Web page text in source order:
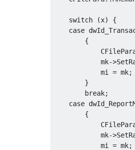
switch (x)
{
case
{
            mk
->
            mi
= mk;
}
break;
case
{
            mk
->
            mi
= mk;